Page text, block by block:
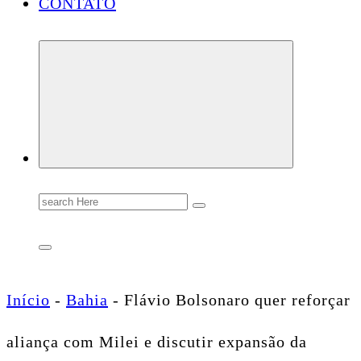
Search
for:
Início - Bahia - Flávio Bolsonaro quer reforçar
aliança com Milei e discutir expansão da